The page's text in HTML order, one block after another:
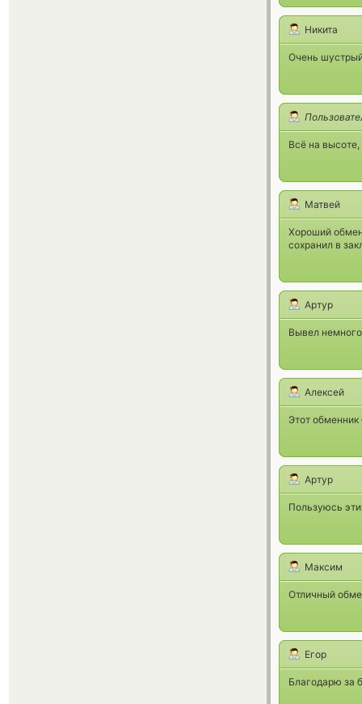
Никита
Очень
Всё на
Матвей
Хороший
сохранил в
Артур
Вывел
Алексей
Этот
Артур
Пользуюсь
Максим
Отличный
Егор
Благодарю за